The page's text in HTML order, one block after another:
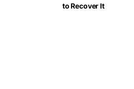
to Recover It